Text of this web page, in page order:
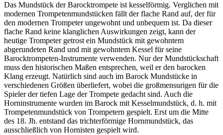
Das Mundstück der Barocktrompete ist kesselförmig. Verglichen mit
modernen Trompetenmundstücken fällt der flache Rand auf, der für
den modernen Trompeter ungewohnt und unbequem ist. Da dieser
flache Rand keine klanglichen Auswirkungen zeigt, kann der
heutige Trompeter getrost ein Mundstück mit gewohntem
abgerundeten Rand und mit gewohntem Kessel für seine
Barocktrompeten-Instrumente verwenden. Nur der Mundstückschaft
muss den historischen Maßen entsprechen, weil er den barocken
Klang erzeugt. Natürlich sind auch im Barock Mundstücke in
verschiedenen Größen überliefert, wobei die großmensurigen für die
Spieler der tiefen Lage der Trompete gedacht sind. Auch die
Horninstrumente wurden im Barock mit Kesselmundstück, d. h. mit
Trompetenmundstück von Trompetern gespielt. Erst um die Mitte
des 18. Jh. entstand das trichterförmige Hornmundstück, das
ausschließlich von Hornisten gespielt wird.